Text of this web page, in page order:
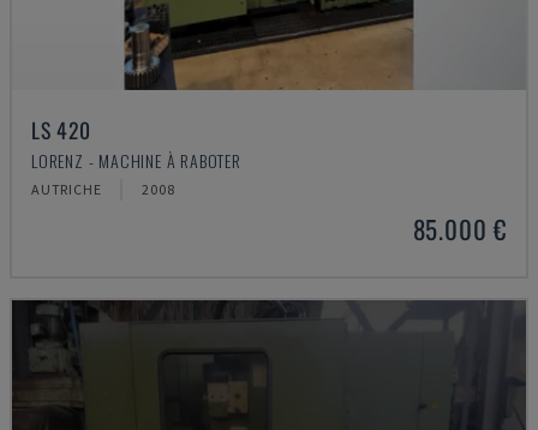
LS 420
LORENZ - MACHINE À RABOTER
AUTRICHE 2008
85.000 €